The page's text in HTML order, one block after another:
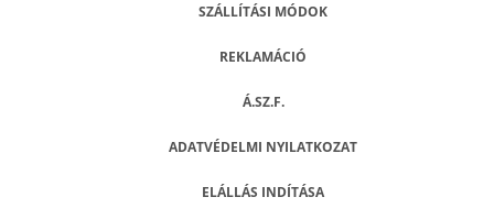
SZÁLLÍTÁSI MÓDOK
REKLAMÁCIÓ
Á.SZ.F.
ADATVÉDELMI NYILATKOZAT
ELÁLLÁS INDÍTÁSA